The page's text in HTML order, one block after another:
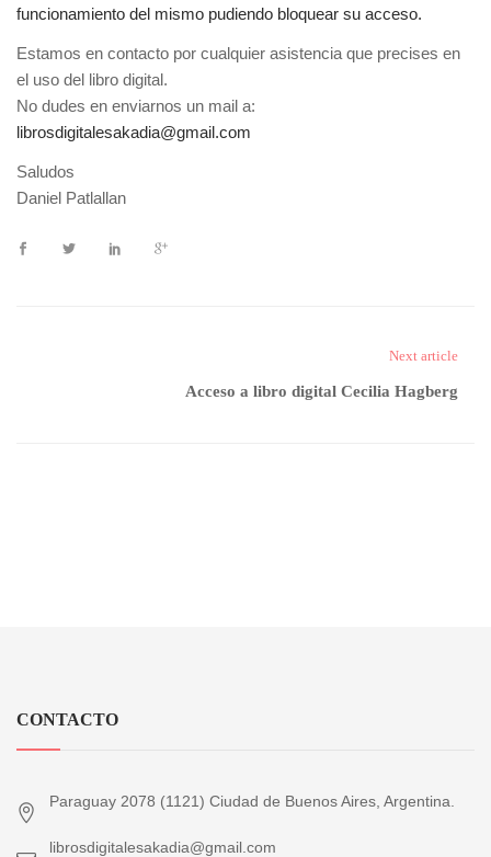
funcionamiento del mismo pudiendo bloquear su acceso.
Estamos en contacto por cualquier asistencia que precises en
el uso del libro digital.
No dudes en enviarnos un mail a:
librosdigitalesakadia@gmail.com
Saludos
Daniel Patlallan
Next article
Acceso a libro digital Cecilia Hagberg
CONTACTO
Paraguay 2078 (1121) Ciudad de Buenos Aires, Argentina.
librosdigitalesakadia@gmail.com